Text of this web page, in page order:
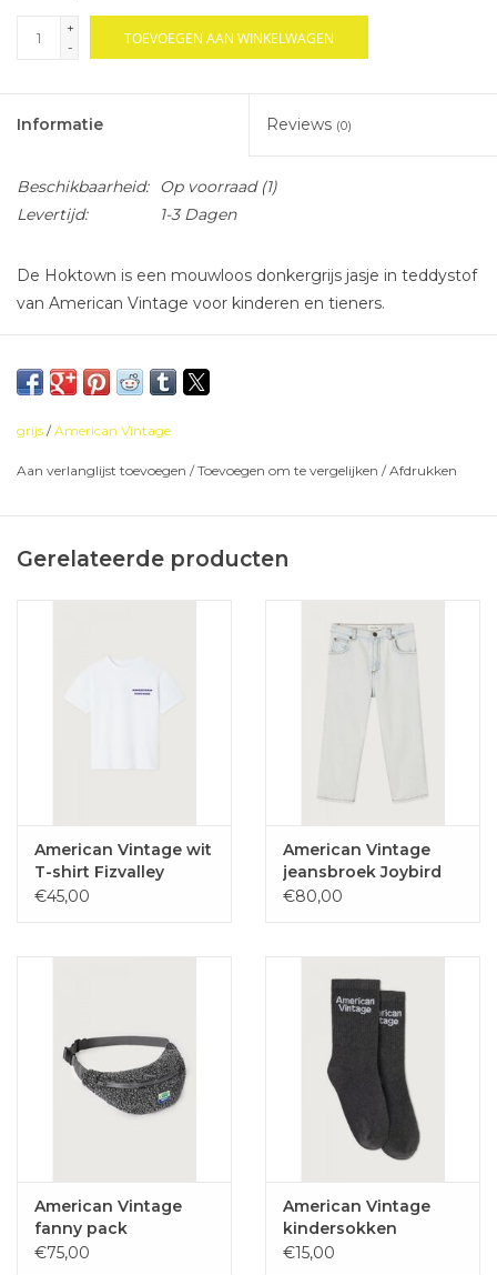
+
-
TOEVOEGEN AAN WINKELWAGEN
Informatie Reviews (0)
Beschikbaarheid: Op voorraad(1)
Levertijd:
1-3 Dagen
De Hoktown is een mouwloos donkergrijs jasje in teddystof
van American Vintage voor kinderen en tieners.
grijs /American Vintage
Aan verlanglijst toevoegen /Toevoegen om te vergelijken /Afdrukken
Gerelateerde producten
American Vintage wit
T-shirt Fizvalley
€45,00
American Vintage
jeansbroek Joybird
winter bleached
€80,00
American Vintage
fanny pack
hometown
€75,00
American Vintage
kindersokken
American vintage
€15,00